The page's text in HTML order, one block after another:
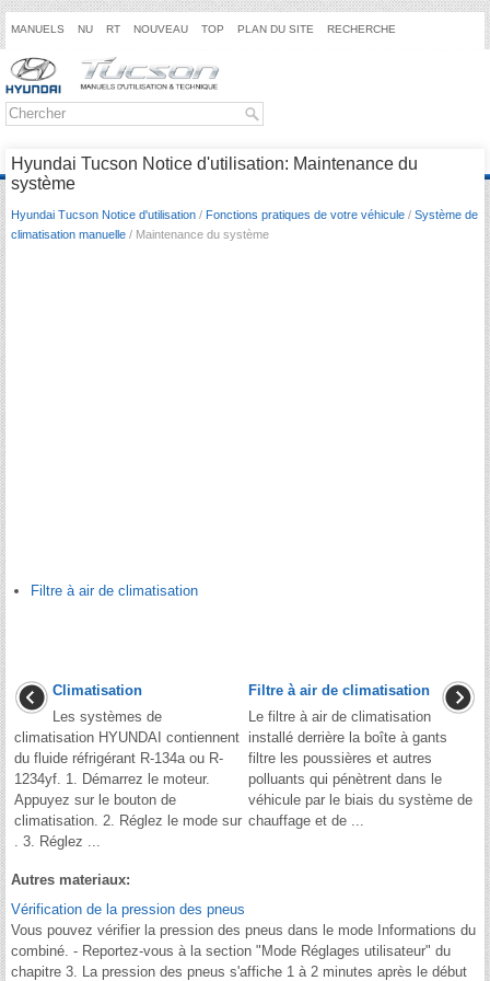
MANUELS NU RT NOUVEAU TOP PLAN DU SITE RECHERCHE
Hyundai Tucson Notice d'utilisation: Maintenance du
système
Hyundai Tucson Notice d'utilisation / Fonctions pratiques de votre véhicule / Système de
climatisation manuelle / Maintenance du système
Filtre à air de climatisation
Climatisation
Les systèmes de
climatisation HYUNDAI contiennent
du fluide réfrigérant R-134a ou R-
1234yf. 1. Démarrez le moteur.
Appuyez sur le bouton de
climatisation. 2. Réglez le mode sur
. 3. Réglez ...
Filtre à air de climatisation
Le filtre à air de climatisation
installé derrière la boîte à gants
filtre les poussières et autres
polluants qui pénètrent dans le
véhicule par le biais du système de
chauffage et de ...
Autres materiaux:
Vérification de la pression des pneus
Vous pouvez vérifier la pression des pneus dans le mode Informations du
combiné. - Reportez-vous à la section "Mode Réglages utilisateur" du
chapitre 3. La pression des pneus s'affiche 1 à 2 minutes après le début